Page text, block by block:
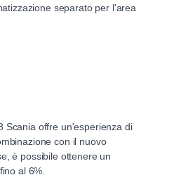
separato per l'area
Scania offre un'esperienza di
con il nuovo
è possibile ottenere un
al 6%.